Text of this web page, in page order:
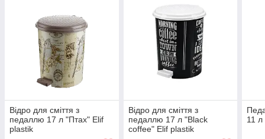
Відро для сміття з
педаллю 17 л "Птах" Elif
plastik
Відро для сміття з
педаллю 17 л "Black
coffee" Elif plastik
11 л